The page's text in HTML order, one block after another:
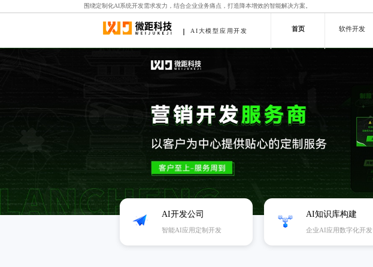
围绕定制化AI系统开发需求发力，结合企业业务痛点，打造降本增效的智能解决方案。
AI大模型应用开发 首页 软件开发
AI开发公司
智能AI应用定制开发
AI知识库构建
企业AI应用数字化开发